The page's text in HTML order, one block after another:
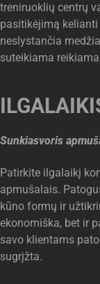
treniruoklių centrų
pasitikėjimą
neslystančia
suteikiama
Sunkiasvoris
Patirkite ilgalaikį
apmušalais.
kūno formų ir
ekonomiška, bet ir
savo klientams
sugrįžta.